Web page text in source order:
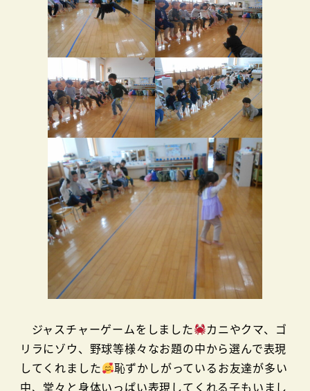
ジャスチャーゲームをしました
カニやクマ、ゴ
リラにゾウ、野球等様々なお題の中から選んで表現
してくれました
恥ずかしがっているお友達が多い
中、堂々と身体いっぱい表現してくれる子もいまし